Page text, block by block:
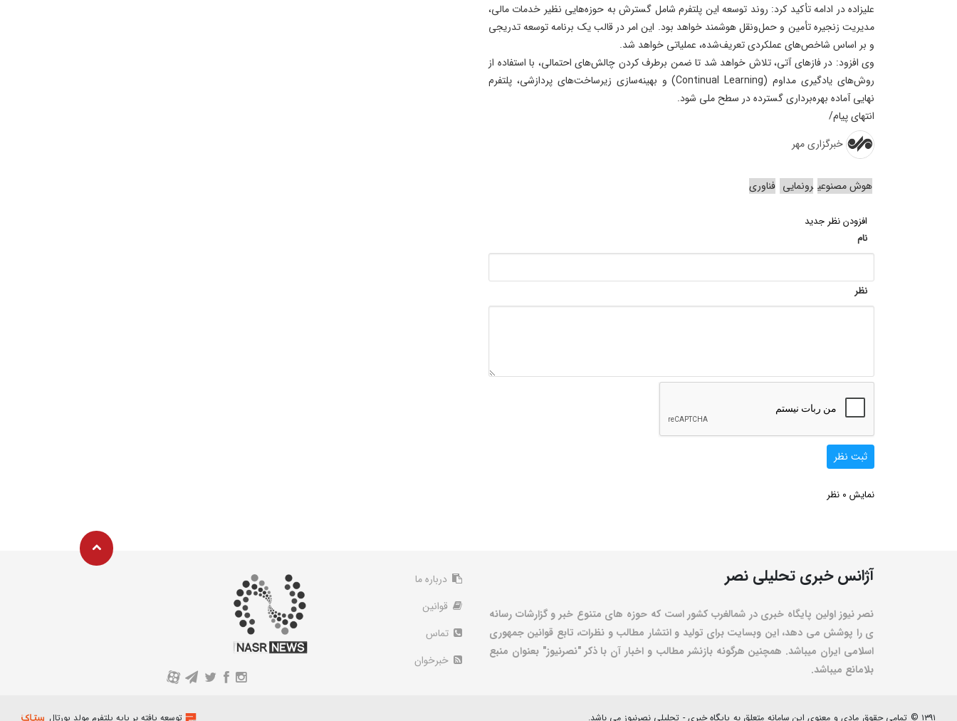
علیزاده در ادامه تأکید کرد: روند توسعه این پلتفرم شامل گسترش به حوزه‌هایی نظیر خدمات مالی،
مدیریت زنجیره تأمین و حمل‌ونقل هوشمند خواهد بود. این امر در قالب یک برنامه توسعه تدریجی
و بر اساس شاخص‌های عملکردی تعریف‌شده، عملیاتی خواهد شد.
وی افزود: در فازهای آتی، تلاش خواهد شد تا ضمن برطرف کردن چالش‌های احتمالی، با استفاده از
روش‌های یادگیری مداوم (Continual Learning) و بهینه‌سازی زیرساخت‌های پردازشی، پلتفرم
نهایی آماده بهره‌برداری گسترده در سطح ملی شود.
انتهای پیام/
خبرگزاری مهر
هوش مصنوعی رونمایی فناوری‌
افزودن نظر جدید
نام
نظر
ثبت نظر
نمایش 0 نظر
آژانس خبری تحلیلی نصر
نصر نیوز اولین پایگاه خبری در شمالغرب کشور است که حوزه های متنوع خبر و گزارشات رسانه
ی را پوشش می دهد، این وبسایت برای تولید و انتشار مطالب و نظرات، تابع قوانین جمهوری
اسلامی ایران میباشد. همچنین هرگونه بازنشر مطالب و اخبار آن با ذکر "نصرنیوز" بعنوان منبع
بلامانع میباشد.
درباره ما
قوانین
تماس
خبرخوان
A
۱۳۹۱ © تمامی حقوق مادی و معنوی این سامانه متعلق به پایگاه خبری - تحلیلی نصرنیوز می باشد. توسعه یافته بر پایه پلتفرم مولد پورتال